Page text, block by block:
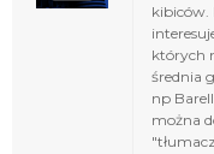
kibiców.
których
średnia
np
można